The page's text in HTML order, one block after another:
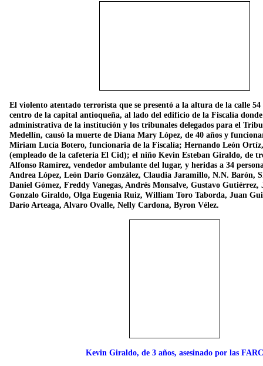
El violento atentado terrorista que se presentó a la altura de la calle 54
centro de la capital antioqueña, al lado del edificio de la Fiscalía donde
administrativa de la institución y los tribunales delegados para el
Medellín, causó la muerte de Diana Mary López, de 40 años y
Miriam Lucía Botero, funcionaria de la Fiscalía; Hernando León Ortíz,
(empleado de la cafetería El Cid); el niño Kevin Esteban Giraldo, de
Alfonso Ramírez, vendedor ambulante del lugar, y heridas a 34
Andrea López, León Darío González, Claudia Jaramillo, N.N. Barón,
Daniel Gómez, Freddy Vanegas, Andrés Monsalve, Gustavo Gutiérrez,
Gonzalo Giraldo, Olga Eugenia Ruiz, William Toro Taborda, Juan
Darío Arteaga, Alvaro Ovalle, Nelly Cardona, Byron Vélez.
Kevin Giraldo, de 3 años, asesinado por las FARC